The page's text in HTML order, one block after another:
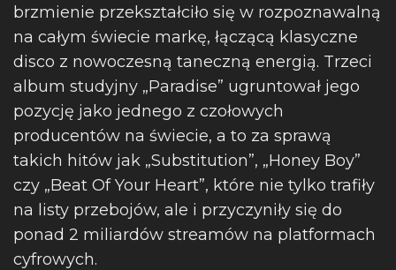
brzmienie przekształciło się w rozpoznawalną
na całym świecie markę, łączącą klasyczne
disco z nowoczesną taneczną energią. Trzeci
album studyjny „Paradise” ugruntował jego
pozycję jako jednego z czołowych
producentów na świecie, a to za sprawą
takich hitów jak „Substitution”, „Honey Boy”
czy „Beat Of Your Heart”, które nie tylko trafiły
na listy przebojów, ale i przyczyniły się do
ponad 2 miliardów streamów na platformach
cyfrowych.